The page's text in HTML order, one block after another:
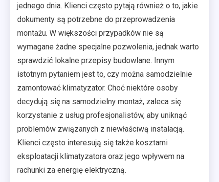
jednego dnia. Klienci często pytają również o to, jakie
dokumenty są potrzebne do przeprowadzenia
montażu. W większości przypadków nie są
wymagane żadne specjalne pozwolenia, jednak warto
sprawdzić lokalne przepisy budowlane. Innym
istotnym pytaniem jest to, czy można samodzielnie
zamontować klimatyzator. Choć niektóre osoby
decydują się na samodzielny montaż, zaleca się
korzystanie z usług profesjonalistów, aby uniknąć
problemów związanych z niewłaściwą instalacją.
Klienci często interesują się także kosztami
eksploatacji klimatyzatora oraz jego wpływem na
rachunki za energię elektryczną.